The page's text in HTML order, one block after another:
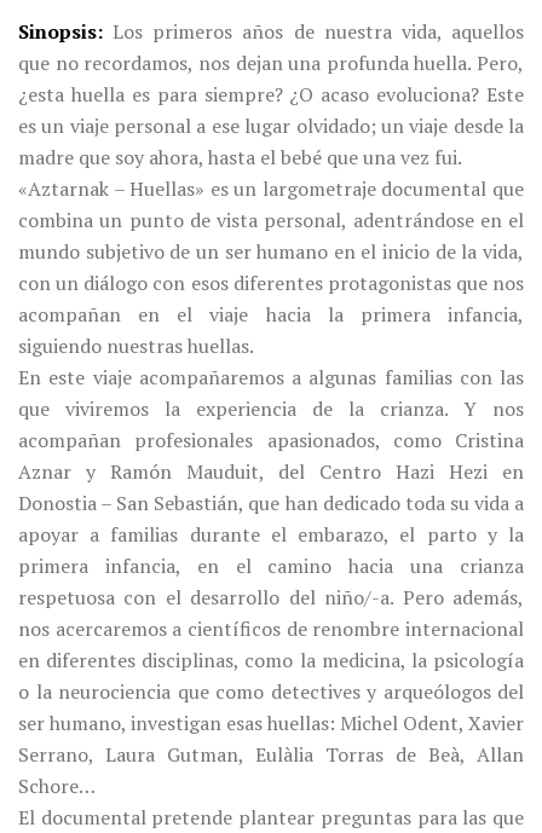
Sinopsis
Los primeros años de nuestra vida, aquellos
que no recordamos, nos dejan una profunda huella. Pero,
¿esta huella es para siempre? ¿O acaso evoluciona? Este
es un viaje personal a ese lugar olvidado; un viaje desde la
madre que soy ahora, hasta el bebé que una vez fui.
«Aztarnak – Huellas» es un largometraje documental que
combina un punto de vista personal, adentrándose en el
mundo subjetivo de un ser humano en el inicio de la vida,
con un diálogo con esos diferentes protagonistas que nos
acompañan en el viaje hacia la primera infancia,
siguiendo nuestras huellas.
En este viaje acompañaremos a algunas familias con las
que viviremos la experiencia de la crianza. Y nos
acompañan profesionales apasionados, como Cristina
Aznar y Ramón Mauduit, del Centro Hazi Hezi en
Donostia – San Sebastián, que han dedicado toda su vida a
apoyar a familias durante el embarazo, el parto y la
primera infancia, en el camino hacia una crianza
respetuosa con el desarrollo del niño/-a. Pero además,
nos acercaremos a científicos de renombre internacional
en diferentes disciplinas, como la medicina, la psicología
o la neurociencia que como detectives y arqueólogos del
ser humano, investigan esas huellas: Michel Odent, Xavier
Serrano, Laura Gutman, Eulàlia Torras de Beà, Allan
Schore…
El documental pretende plantear preguntas para las que